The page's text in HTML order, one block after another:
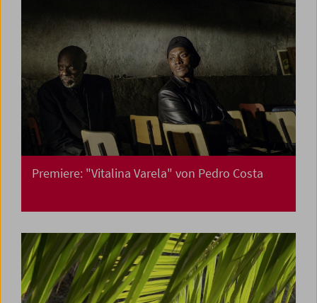
Premiere: "Vitalina Varela" von Pedro Costa